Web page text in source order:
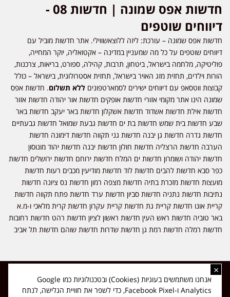
חדשות אפס שמונה | חדשות 08 -
דיווחים שוטפים
חדשות אפס שמונה – עורכת: ליזה ללוצאשווילי. אתר חדשות מוביל עם
דיווחים שוטפים על כל מה שמעניין במדינה – אקטואליה, יוקר המחייה,
פוליטיקה, מלחמה בישראל, ביטחון, תרבות, קהילה, ספורט, בריאות, צרכנות,
הורות וילדים, תחזית מזג האויר בישראל, תחזית אסטרולוגית, בישראל – כולל
קבוצות ווטסאפ עם דיווחים ישירים לסמארטפונים ללא תשלום. חדשות אפס
שמונה הינו אתר מקומי אזורי חדשות אופקים חדשות אור יהודה חדשות אזור
חדשות אילת חדשות אשדוד חדשות אשקלון חדשות באר יעקב חדשות באר
שבע חדשות בית שמש חדשות בת ים חדשות גבעת שמואל חדשות גבעתיים
חדשות גדרה חדשות גן יבנה חדשות גני תקווה חדשות דימונה חדשות
הערבה חדשות הרצליה חדשות חולון חדשות יבנה חדשות יהוד מונוסון
חדשות יהודה ושומרון חדשות ים המלח חדשות ירוחם חדשות ירושלים חדשות
כפר סבא חדשות להבים חדשות לוד חדשות מודיעין מכבים רעות חדשות
מועצות חדשות מזכרת בתיה חדשות מצפה רמון חדשות נס ציונה חדשות
נתיבות חדשות נתניה חדשות סביון חדשות ערד חדשות פתח תקווה חדשות
קריית אונו חדשות קריית גת חדשות קריית עקרון חדשות קרית מלאכי ו-מ.א
באר טוביה חדשות ראש העין חדשות ראשון לציון חדשות רהט חדשות רחובות
חדשות רמלה חדשות רמת גן חדשות שדרות חדשות שוהם חדשות תל אביב
כל הזכויות שמורות ל-ליזה ללוצאשווילי - חדשות אפס שמונה - דיווחים בזמן
אמת, נוסד בשנת 2019 | טל' לפרסומים 054-9759222 מייל מערכת
news08.net@gmail.com
×
אנחנו משתמשים בעוגיות (Cookies) ובטכנולוגיות כמו Google
Analytics ו-Facebook Pixel, כדי לשפר את חוויית הגלישה, לנתח